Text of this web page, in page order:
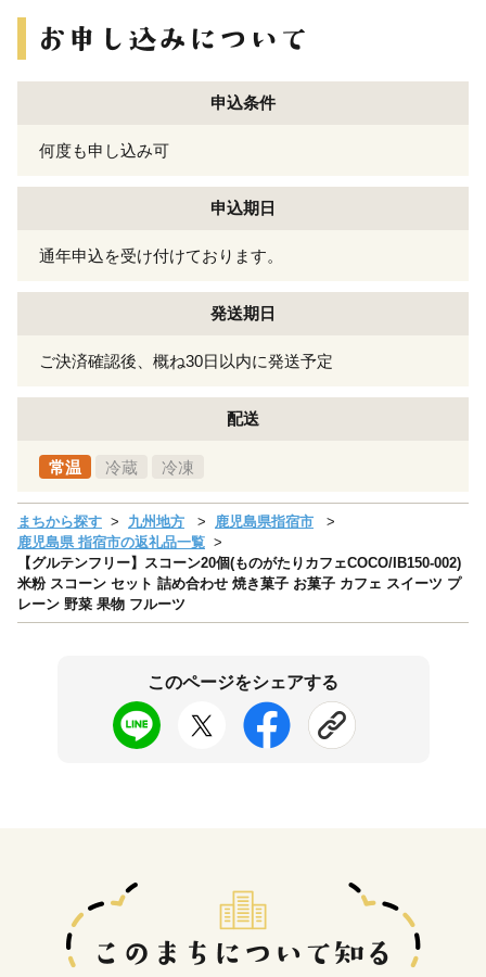
申込条件
何度も申し込み可
申込期日
通年申込を受け付けております。
発送期日
ご決済確認後、概ね30日以内に発送予定
配送
常温 冷蔵 冷凍
まちから探す 九州地方
鹿児島県指宿市
鹿児島県 指宿市の返礼品一覧
【グルテンフリー】スコーン20個(ものがたりカフェCOCO/IB150-002)
米粉 スコーン セット 詰め合わせ 焼き菓子 お菓子 カフェ スイーツ プ
レーン 野菜 果物 フルーツ
このページをシェアする